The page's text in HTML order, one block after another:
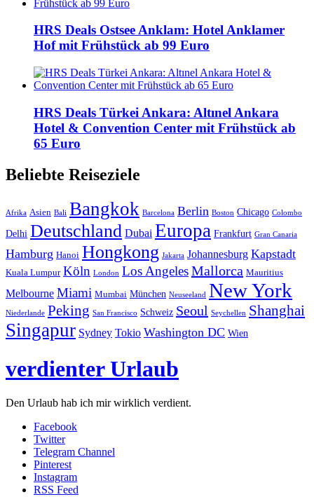
HRS Deals Ostsee Anklam: Hotel Anklamer
Hof mit Frühstück ab 99 Euro
HRS Deals Türkei Ankara: Altınel Ankara
Hotel & Convention Center mit Frühstück ab
65 Euro
Beliebte Reiseziele
Afrika Asien Bali Bangkok Barcelona Berlin Boston Chicago Colombo
Delhi Deutschland Dubai Europa Frankfurt Gran Canaria
Hamburg Hanoi Hongkong Jakarta Johannesburg Kapstadt
Kuala Lumpur Köln London Los AngelesMallorca Mauritius
Melbourne Miami Mumbai München Neuseeland New York
Niederlande Peking San Francisco Schweiz Seoul Seychellen Shanghai
Singapur Sydney Tokio Washington DC Wien
verdienter Urlaub
Den Urlaub hab ich mir wirklich verdient.
Facebook
Twitter
Telegram Channel
Pinterest
Instagram
RSS Feed